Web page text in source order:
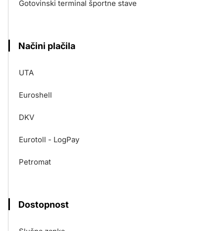
Gotovinski terminal športne stave
Načini plačila
UTA
Euroshell
DKV
Eurotoll - LogPay
Petromat
Dostopnost